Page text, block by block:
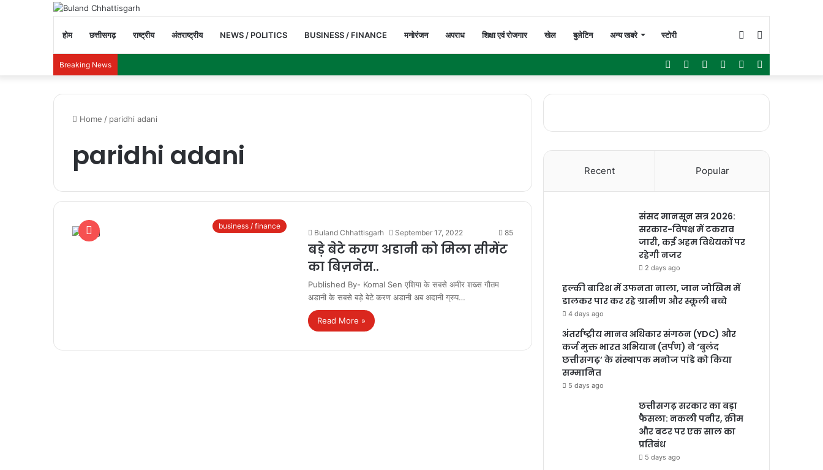
होम छत्तीसगढ़ राष्ट्रीय अंतराष्ट्रीय NEWS / POLITICS BUSINESS / FINANCE मनोरंजन अपराध शिक्षा एवं रोजगार खेल बुलेटिन अन्य खबरे स्टोरी Switch
skin
Breaking News WhatsApp
Instagram
YouTube
Twitter
Facebook
Home / paridhi adani
paridhi adani
business / finance
Buland Chhattisgarh September 17, 2022 85
बड़े बेटे करण अडानी को मिला सीमेंट
का बिज़नेस..
Published By- Komal Sen एशिया के सबसे अमीर शख्स गौतम
अडानी के सबसे बड़े बेटे करण अडानी अब अदानी ग्रुप…
Read More »
Recent Popular
संसद मानसून सत्र 2026:
सरकार-विपक्ष में टकराव
जारी, कई अहम विधेयकों पर
रहेगी नजर
2 days ago
हल्की बारिश में उफनता नाला, जान जोखिम में
डालकर पार कर रहे ग्रामीण और स्कूली बच्चे
4 days ago
अंतर्राष्ट्रीय मानव अधिकार संगठन (YDC) और
कर्ज मुक्त भारत अभियान (तर्पण) ने ‘बुलंद
छत्तीसगढ़’ के संस्थापक मनोज पांडे को किया
सम्मानित
5 days ago
छत्तीसगढ़ सरकार का बड़ा
फैसला: नकली पनीर, क्रीम
और बटर पर एक साल का
प्रतिबंध
5 days ago